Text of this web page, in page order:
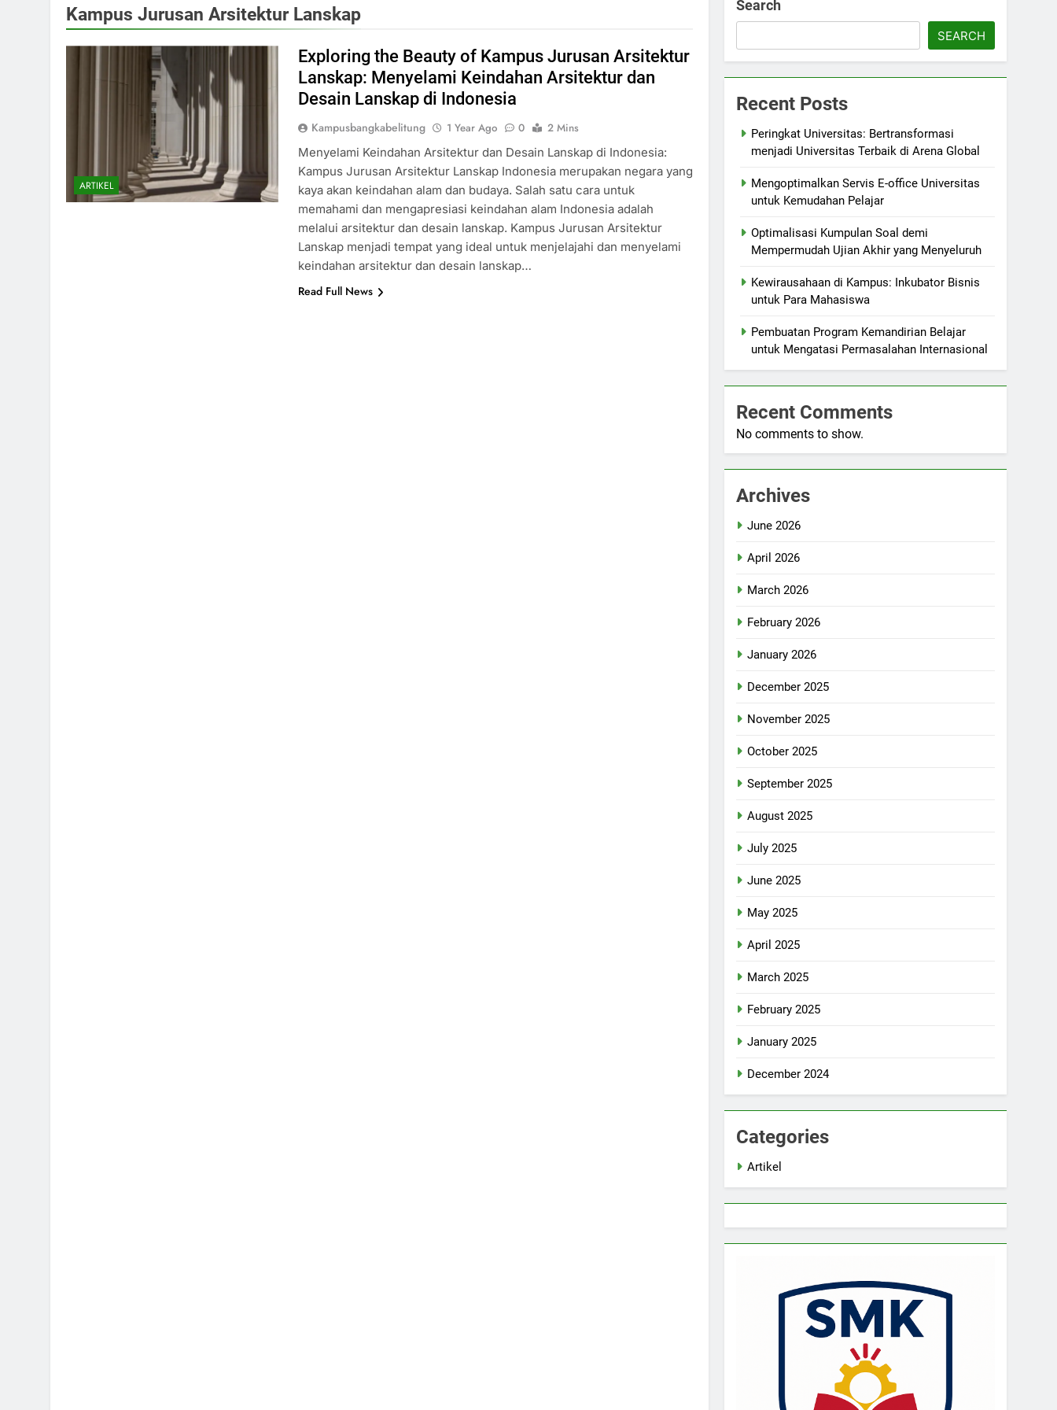
Kampus Jurusan Arsitektur Lanskap
ARTIKEL
Exploring the Beauty of Kampus Jurusan Arsitektur
Lanskap: Menyelami Keindahan Arsitektur dan
Desain Lanskap di Indonesia
Kampusbangkabelitung 1 Year Ago 0
2 Mins
Menyelami Keindahan Arsitektur dan Desain Lanskap di Indonesia:
Kampus Jurusan Arsitektur Lanskap Indonesia merupakan negara yang
kaya akan keindahan alam dan budaya. Salah satu cara untuk
memahami dan mengapresiasi keindahan alam Indonesia adalah
melalui arsitektur dan desain lanskap. Kampus Jurusan Arsitektur
Lanskap menjadi tempat yang ideal untuk menjelajahi dan menyelami
keindahan arsitektur dan desain lanskap…
Read Full News
Search
SEARCH
Recent Posts
Peringkat Universitas: Bertransformasi
menjadi Universitas Terbaik di Arena Global
Mengoptimalkan Servis E-office Universitas
untuk Kemudahan Pelajar
Optimalisasi Kumpulan Soal demi
Mempermudah Ujian Akhir yang Menyeluruh
Kewirausahaan di Kampus: Inkubator Bisnis
untuk Para Mahasiswa
Pembuatan Program Kemandirian Belajar
untuk Mengatasi Permasalahan Internasional
Recent Comments
No comments to show.
Archives
June 2026
April 2026
March 2026
February 2026
January 2026
December 2025
November 2025
October 2025
September 2025
August 2025
July 2025
June 2025
May 2025
April 2025
March 2025
February 2025
January 2025
December 2024
Categories
Artikel